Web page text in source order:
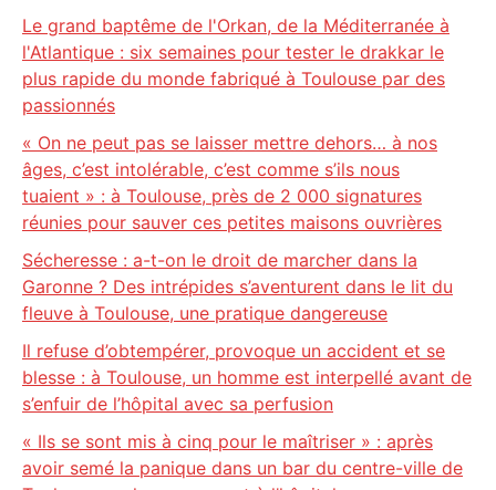
Le grand baptême de l'Orkan, de la Méditerranée à
l'Atlantique : six semaines pour tester le drakkar le
plus rapide du monde fabriqué à Toulouse par des
passionnés
« On ne peut pas se laisser mettre dehors… à nos
âges, c’est intolérable, c’est comme s’ils nous
tuaient » : à Toulouse, près de 2 000 signatures
réunies pour sauver ces petites maisons ouvrières
Sécheresse : a-t-on le droit de marcher dans la
Garonne ? Des intrépides s’aventurent dans le lit du
fleuve à Toulouse, une pratique dangereuse
Il refuse d’obtempérer, provoque un accident et se
blesse : à Toulouse, un homme est interpellé avant de
s’enfuir de l’hôpital avec sa perfusion
« Ils se sont mis à cinq pour le maîtriser » : après
avoir semé la panique dans un bar du centre-ville de